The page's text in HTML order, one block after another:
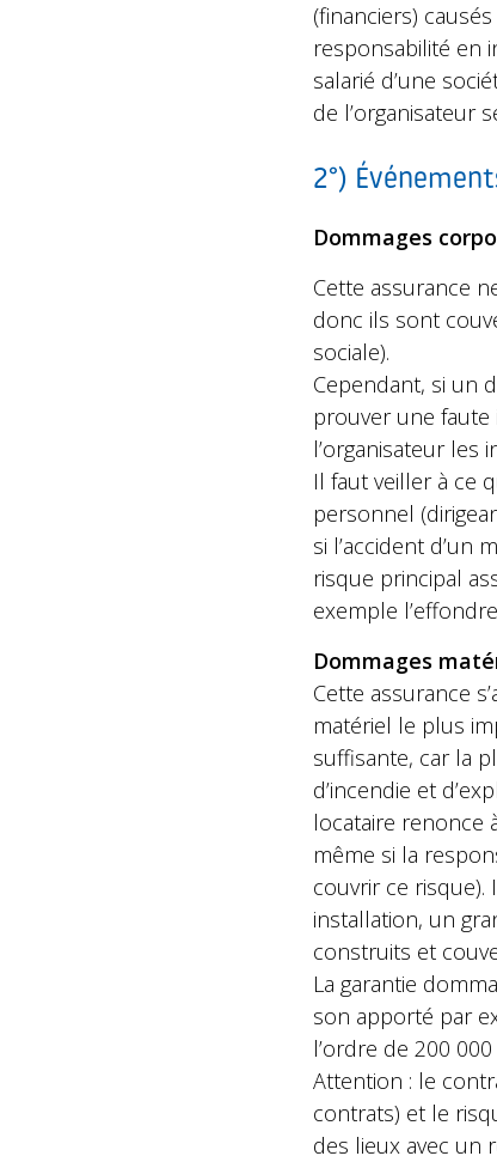
(financiers)
responsabilité en
salarié d’une
de l’organisateur
2°)
Dommages
Cette assurance
donc ils sont
sociale).
Cependant, si un
prouver une
l’organisateur les
Il faut veiller à ce
personnel
si l’accident
risque principal
exemple
Dommages
Cette assurance
matériel le plus
suffisante, car la
d’incendie et
locataire renonce
même si la
couvrir ce
installation, un
construits et
La garantie
son apporté par
l’ordre de 200
Attention : le
contrats) et le
des lieux avec un